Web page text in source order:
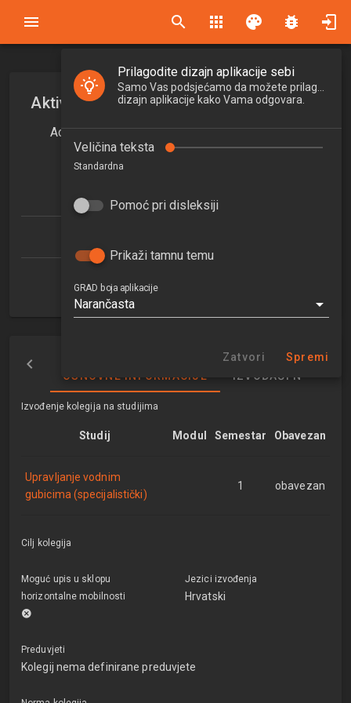
search apps palette bug_report
Aktivna kontrola curenja i kontrola tlaka
Active Leakage Control and Pressure Control
2025/2026
OSNOVNE INFORMACIJE IZVOĐAČI NASTAVE
Izvođenje kolegija na studijima
Studij Modul Semestar Obavezan
Upravljanje vodnim
gubicima (specijalistički)
1 obavezan
Cilj kolegija
Moguć upis u sklopu
horizontalne mobilnosti
Jezici izvođenja
Hrvatski
Preduvjeti
Kolegij nema definirane preduvjete
Prilagodite dizajn aplikacije sebi
dizajn aplikacije kako Vama odgovara.
Veličina teksta
Standardna
Pomoć pri disleksiji
Prikaži tamnu temu
GRAD boja aplikacije
Narančasta
Zatvori Spremi